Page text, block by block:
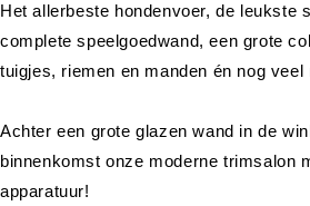
Het allerbeste hondenvoer, de leukste
complete speelgoedwand, een grote
tuigjes, riemen en manden én nog veel
Achter een grote glazen wand in de
binnenkomst onze moderne trimsalon
apparatuur!